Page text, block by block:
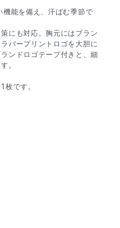
機能を備え、汗ばむ季節で
にも対応。胸元にはブラン
バープリントロゴを大胆に
ンドロゴテープ付きと、細
。
枚です。